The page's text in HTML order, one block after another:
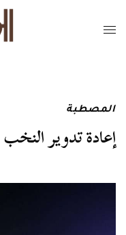
المصطبة
إعادة تدوير